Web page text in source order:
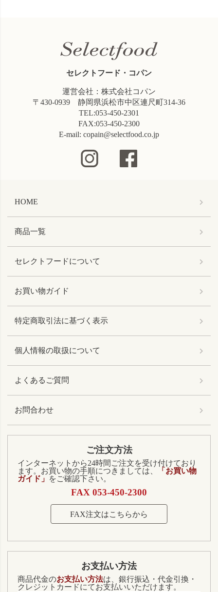
セレクトフード・コパン
運営会社：株式会社コパン
〒430-0939 静岡県浜松市中区連尺町314-36
TEL:053-450-2301
FAX:053-450-2300
E-mail: copain@selectfood.co.jp
HOME
商品一覧
セレクトフードについて
お買い物ガイド
特定商取引法に基づく表示
個人情報の取扱について
よくあるご質問
お問合わせ
ご注文方法
インターネットから24時間ご注文を受け付けており
ます。お買い物の手順につきましては、
「お買い物
ガイド」 をご確認下さい。
FAX 053-450-2300
FAX注文はこちらから
お支払い方法
商品代金のお支払い方法は、銀行振込・代金引換・
クレジットカードにてお支払いいただけます。